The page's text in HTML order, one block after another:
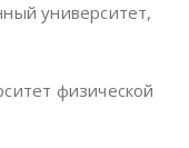
университет,
физической